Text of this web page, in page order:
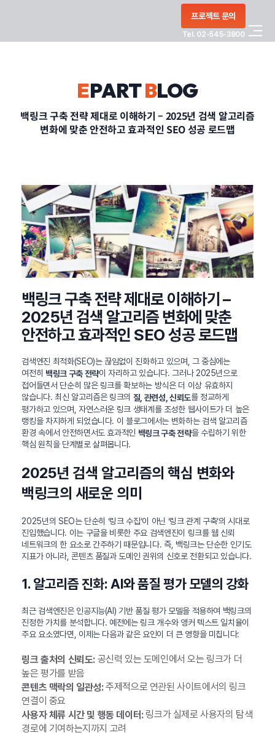
프로젝트 문의
Tel. 02-545-3800
PORTFOLIO
CONTACT
정부지원사업
EPARTBLOG
백링크 구축 전략 제대로 이해하기 – 2025년 검색 알고리즘
변화에 맞춘 안전하고 효과적인 SEO 성공 로드맵
백링크 구축 전략 제대로 이해하기 –
2025년 검색 알고리즘 변화에 맞춘
안전하고 효과적인 SEO 성공 로드맵
검색엔진 최적화(SEO)는 끊임없이 진화하고 있으며, 그 중심에는
여전히 백링크 구축 전략이 자리하고 있습니다. 그러나 2025년으로
접어들면서 단순히 많은 링크를 확보하는 방식은 더 이상 유효하지
않습니다. 최신 알고리즘은 링크의 질, 관련성, 신뢰도를 정교하게
평가하고 있으며, 자연스러운 링크 생태계를 조성한 웹사이트가 더 높은
랭킹을 차지하게 되었습니다. 이 블로그에서는 변화하는 검색 알고리즘
환경 속에서 안전하면서도 효과적인 백링크 구축 전략을 수립하기 위한
핵심 원칙을 단계별로 살펴봅니다.
2025년 검색 알고리즘의 핵심 변화와
백링크의 새로운 의미
2025년의 SEO는 단순히 ‘링크 수집’이 아닌 ‘링크 관계 구축’의 시대로
진입했습니다. 이는 구글을 비롯한 주요 검색엔진이 링크를 웹 신뢰
네트워크의 한 요소로 간주하기 때문입니다. 즉, 백링크는 단순한 인기도
지표가 아니라, 콘텐츠 품질과 도메인 권위의 신호로 전환되고 있습니다.
1. 알고리즘 진화: AI와 품질 평가 모델의 강화
최근 검색엔진은 인공지능(AI) 기반 품질 평가 모델을 적용하여 백링크의
진정한 가치를 분석합니다. 예전에는 링크 개수와 앵커 텍스트 일치율이
주요 요소였다면, 이제는 다음과 같은 요인이 더 큰 영향을 미칩니다:
링크 출처의 신뢰도:공신력 있는 도메인에서 오는 링크가 더
높은 평가를 받음
콘텐츠 맥락의 일관성:주제적으로 연관된 사이트에서의 링크
연결이 중요
사용자 체류 시간 및 행동 데이터:링크가 실제로 사용자의 탐색
경로에 기여하는지까지 고려